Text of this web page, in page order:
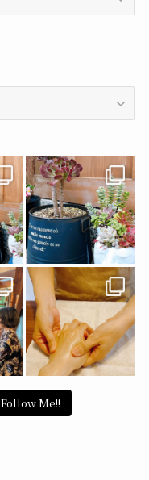
Follow Me!!